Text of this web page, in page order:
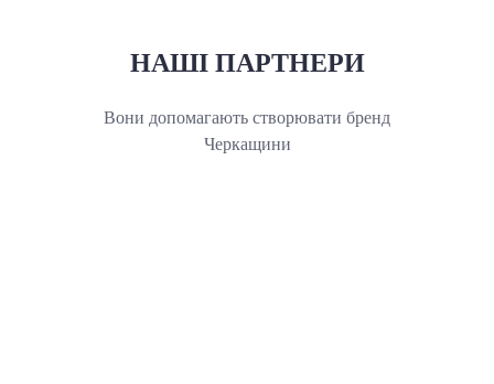
НАШІ ПАРТНЕРИ
Вони допомагають створювати бренд
Черкащини